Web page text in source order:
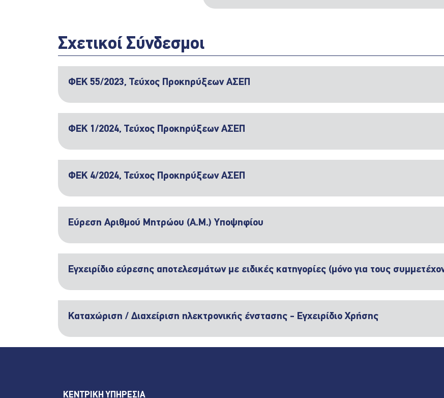
Σχετικοί Σύνδεσμοι
ΦΕΚ 55/2023, Τεύχος Προκηρύξεων ΑΣΕΠ
ΦΕΚ 1/2024, Τεύχος Προκηρύξεων ΑΣΕΠ
ΦΕΚ 4/2024, Τεύχος Προκηρύξεων ΑΣΕΠ
Εύρεση Αριθμού Μητρώου (Α.Μ.) Υποψηφίου
Εγχειρίδιο εύρεσης αποτελεσμάτων με ειδικές κατηγορίες (μόνο για τους
Καταχώριση / Διαχείριση ηλεκτρονικής ένστασης - Εγχειρίδιο Χρήσης
ΚΕΝΤΡΙΚΗ ΥΠΗΡΕΣΙΑ